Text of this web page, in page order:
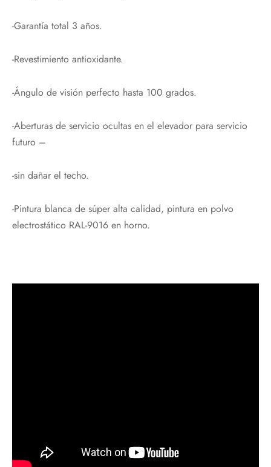
-Garantía total 3 años.
-Revestimiento antioxidante.
-Ángulo de visión perfecto hasta 100 grados.
-Aberturas de servicio ocultas en el elevador para servicio
futuro –
-sin dañar el techo.
-Pintura blanca de súper alta calidad, pintura en polvo
electrostático RAL-9016 en horno.